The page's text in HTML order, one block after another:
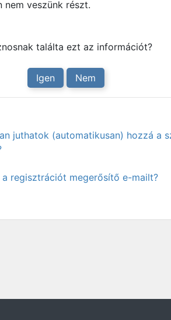
veszünk részt.
találta ezt az információt?
Igen Nem
juthatok (automatikusan) hozzá a
regisztrációt megerősítő e-mailt?